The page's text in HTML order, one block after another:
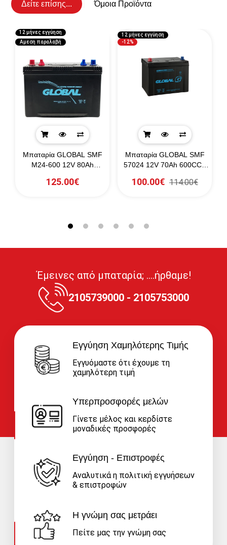
Δείτε επίσης... Όμοια Προϊόντα
12 μήνες εγγύηση
Αμεση παραλαβή
Μπαταρία GLOBAL SMF
M24-600 12V 80Ah
125.00€
-12%
12 μήνες εγγύηση
Μπαταρία GLOBAL SMF
57024 12V 70Ah 600CCA
100.00€ 114.00€
Έμεινες από μπαταρία; ....ήρθαμε!
2105739000 - 2105753000
Εγγύηση Χαμηλότερης Τιμής
Εγγυόμαστε ότι έχουμε τη
χαμηλότερη τιμή
Υπερπροσφορές μελών
Γίνετε μέλος και κερδίστε
μοναδικές προσφορές
Εγγύηση - Επιστροφές
Αναλυτικά η πολιτική εγγυήσεων
& επιστροφών
Η γνώμη σας μετράει
Πείτε μας την γνώμη σας